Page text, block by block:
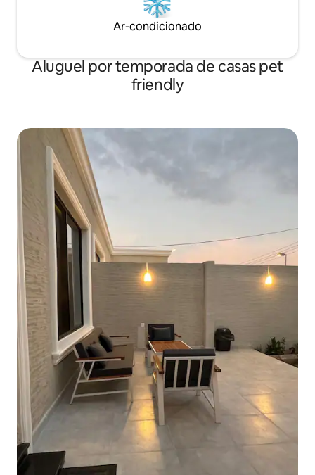
Ar-condicionado
Aluguel por temporada de casas pet
friendly